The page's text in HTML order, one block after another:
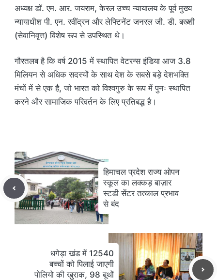
अध्यक्ष डॉ. एम. आर. जयराम, केरल उच्च न्यायालय के पूर्व मुख्य
न्यायाधीश पी. एन. रवींद्रन और लेफ्टिनेंट जनरल जी. डी. बख्शी
(सेवानिवृत्त) विशेष रूप से उपस्थित थे।
गौरतलब है कि वर्ष 2015 में स्थापित वेटरन्स इंडिया आज 3.8
मिलियन से अधिक सदस्यों के साथ देश के सबसे बड़े देशभक्ति
मंचों में से एक है, जो भारत को विश्वगुरु के रूप में पुनः स्थापित
करने और सामाजिक परिवर्तन के लिए प्रतिबद्ध है।
हिमाचल प्रदेश राज्य ओपन
स्कूल का लक्कड़ बाज़ार
स्टडी सेंटर तत्काल प्रभाव
से बंद
धगेड़ा खंड में 12540
बच्चों को पिलाई जाएगी
पोलियो की खुराक, 98 बूथों